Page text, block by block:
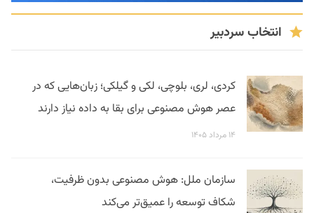
انتخاب سردبیر
کردی، لری، بلوچی، لکی و گیلکی؛ زبان‌هایی که در
عصر هوش مصنوعی برای بقا به داده نیاز دارند
۱۴ مرداد ۱۴۰۵
سازمان ملل: هوش مصنوعی بدون ظرفیت،
شکاف توسعه را عمیق‌تر می‌کند